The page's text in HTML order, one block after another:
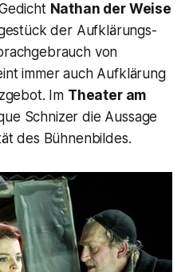
Nathan der Weise
der Aufklärungs-
von
immer auch Aufklärung
Im Theater am
Schnizer die Aussage
des Bühnenbildes.